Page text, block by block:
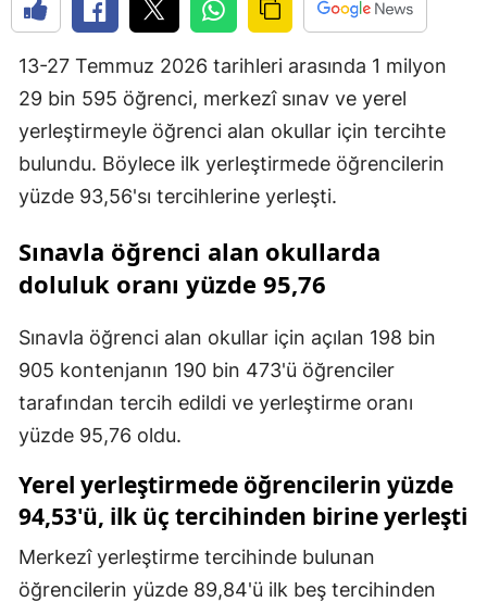
13-27 Temmuz 2026 tarihleri arasında 1 milyon
29 bin 595 öğrenci, merkezî sınav ve yerel
yerleştirmeyle öğrenci alan okullar için tercihte
bulundu. Böylece ilk yerleştirmede öğrencilerin
yüzde 93,56'sı tercihlerine yerleşti.
Sınavla öğrenci alan okullarda
doluluk oranı yüzde 95,76
Sınavla öğrenci alan okullar için açılan 198 bin
905 kontenjanın 190 bin 473'ü öğrenciler
tarafından tercih edildi ve yerleştirme oranı
yüzde 95,76 oldu.
Yerel yerleştirmede öğrencilerin yüzde
94,53'ü, ilk üç tercihinden birine yerleşti
Merkezî yerleştirme tercihinde bulunan
öğrencilerin yüzde 89,84'ü ilk beş tercihinden